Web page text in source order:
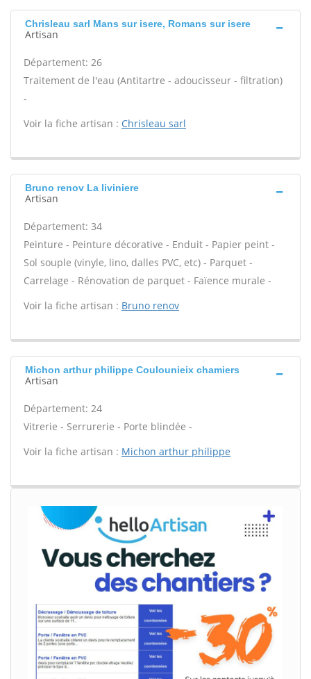
Chrisleau sarl Mans sur isere, Romans sur isere
Artisan
Département: 26
Traitement de l'eau (Antitartre - adoucisseur - filtration)
-
Voir la fiche artisan : Chrisleau sarl
Bruno renov La liviniere
Artisan
Département: 34
Peinture - Peinture décorative - Enduit - Papier peint -
Sol souple (vinyle, lino, dalles PVC, etc) - Parquet -
Carrelage - Rénovation de parquet - Faïence murale -
Voir la fiche artisan : Bruno renov
Michon arthur philippe Coulounieix chamiers
Artisan
Département: 24
Vitrerie - Serrurerie - Porte blindée -
Voir la fiche artisan : Michon arthur philippe